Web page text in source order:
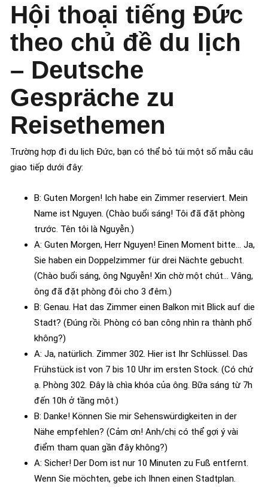
Hội thoại tiếng Đức
theo chủ đề du lịch
– Deutsche
Gespräche zu
Reisethemen
Trường hợp đi du lịch Đức, bạn có thể bỏ túi một số mẫu câu
giao tiếp dưới đây:
B: Guten Morgen! Ich habe ein Zimmer reserviert. Mein
Name ist Nguyen. (Chào buổi sáng! Tôi đã đặt phòng
trước. Tên tôi là Nguyễn.)
A: Guten Morgen, Herr Nguyen! Einen Moment bitte… Ja,
Sie haben ein Doppelzimmer für drei Nächte gebucht.
(Chào buổi sáng, ông Nguyễn! Xin chờ một chút… Vâng,
ông đã đặt phòng đôi cho 3 đêm.)
B: Genau. Hat das Zimmer einen Balkon mit Blick auf die
Stadt? (Đúng rồi. Phòng có ban công nhìn ra thành phố
không?)
A: Ja, natürlich. Zimmer 302. Hier ist Ihr Schlüssel. Das
Frühstück ist von 7 bis 10 Uhr im ersten Stock. (Có chứ
ạ. Phòng 302. Đây là chìa khóa của ông. Bữa sáng từ 7h
đến 10h ở tầng một.)
B: Danke! Können Sie mir Sehenswürdigkeiten in der
Nähe empfehlen? (Cảm ơn! Anh/chị có thể gợi ý vài
điểm tham quan gần đây không?)
A: Sicher! Der Dom ist nur 10 Minuten zu Fuß entfernt.
Wenn Sie möchten, gebe ich Ihnen einen Stadtplan.